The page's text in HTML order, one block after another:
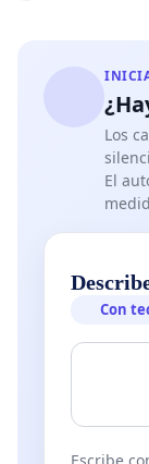
Los
El
Con